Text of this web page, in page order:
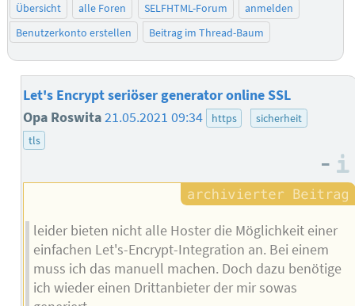
Übersicht alle Foren SELFHTML-Forum
anmelden
Benutzerkonto erstellen
Beitrag im Thread-Baum
Let's Encrypt seriöser generator online SSL
Opa Roswita21.05.2021 09:34 https
sicherheit
tls
–
leider bieten nicht alle Hoster die Möglichkeit einer
einfachen Let's-Encrypt-Integration an. Bei einem
muss ich das manuell machen. Doch dazu benötige
ich wieder einen Drittanbieter der mir sowas